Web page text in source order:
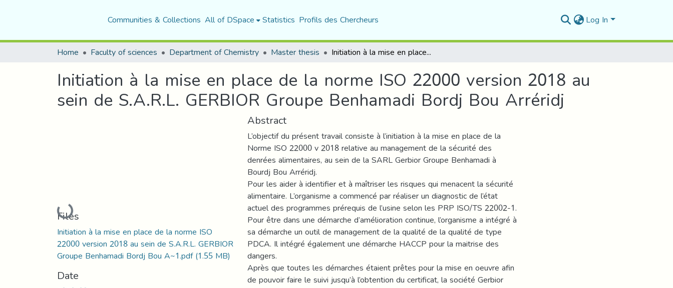
Communities & Collections All of DSpace Statistics Profils des Chercheurs Log In
Home Faculty of sciences Department of Chemistry Master thesis Initiation à la mise en place de la norme ISO 22000 version 2018 au sein de S.A.R.L. GERBIOR Groupe Benhamadi Bordj Bou Arréridj
Initiation à la mise en place de la norme ISO 22000 version 2018 au
sein de S.A.R.L. GERBIOR Groupe Benhamadi Bordj Bou Arréridj
Loading...
Files
Initiation à la mise en place de la norme ISO
22000 version 2018 au sein de S.A.R.L. GERBIOR
Groupe Benhamadi Bordj Bou A~1.pdf(1.55 MB)
Date
Abstract
L’objectif du présent travail consiste à l’initiation à la mise en place de la
Norme ISO 22000 v 2018 relative au management de la sécurité des
denrées alimentaires, au sein de la SARL Gerbior Groupe Benhamadi à
Bourdj Bou Arréridj.
Pour les aider à identifier et à maîtriser les risques qui menacent la sécurité
alimentaire. L’organisme a commencé par réaliser un diagnostic de l’état
actuel des programmes prérequis de l’usine selon les PRP ISO/TS 22002-1.
Pour être dans une démarche d’amélioration continue, l’organisme a intégré à
sa démarche un outil de management de la qualité de la qualité de type
PDCA. Il intégré également une démarche HACCP pour la maitrise des
dangers.
Après que toutes les démarches étaient prêtes pour la mise en oeuvre afin
de pouvoir faire le suivi jusqu’à l’obtention du certificat, la société Gerbior